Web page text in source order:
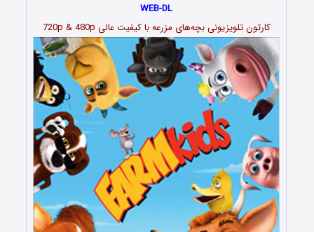
WEB-DL
کارتون تلویزیونی بچه‌های مزرعه با کیفیت عالی 720p & 480p